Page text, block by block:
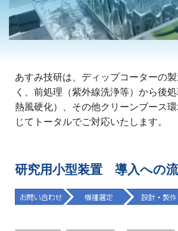
あすみ技研は、ディップコーターの
く、前処理（紫外線洗浄等）から後
熱風硬化）、その他クリーンブース
じてトータルでご対応いたします。
研究用小型装置 導入への